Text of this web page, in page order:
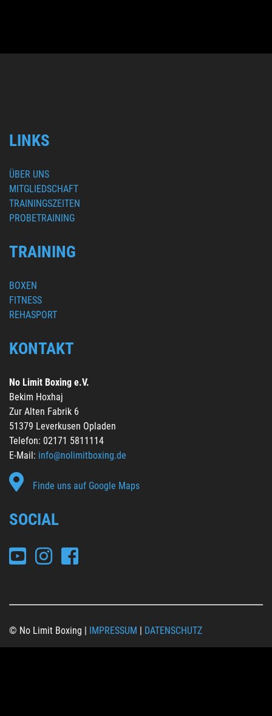
LINKS
ÜBER UNS
MITGLIEDSCHAFT
TRAININGSZEITEN
PROBETRAINING
TRAINING
BOXEN
FITNESS
REHASPORT
KONTAKT
No Limit Boxing e.V.
Bekim Hoxhaj
Zur Alten Fabrik 6
51379 Leverkusen Opladen
Telefon: 02171 5811114
E-Mail: info@nolimitboxing.de
Finde uns auf Google Maps
SOCIAL
© No Limit Boxing | IMPRESSUM | DATENSCHUTZ